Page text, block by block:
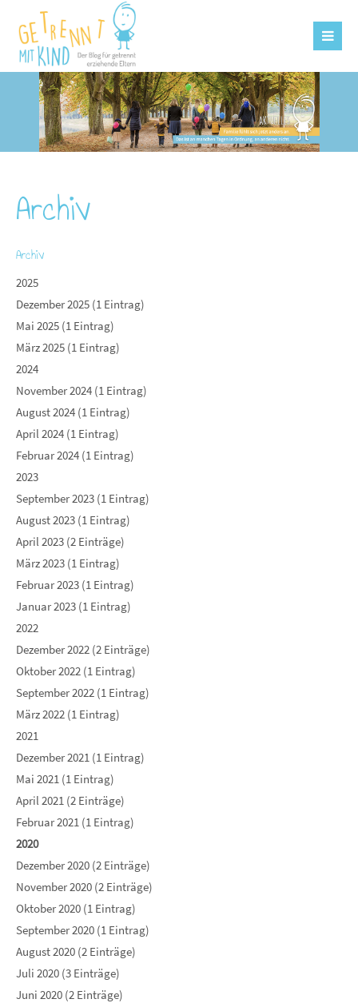
Archiv
Archiv
2025
Dezember 2025 (1 Eintrag)
Mai 2025 (1 Eintrag)
März 2025 (1 Eintrag)
2024
November 2024 (1 Eintrag)
August 2024 (1 Eintrag)
April 2024 (1 Eintrag)
Februar 2024 (1 Eintrag)
2023
September 2023 (1 Eintrag)
August 2023 (1 Eintrag)
April 2023 (2 Einträge)
März 2023 (1 Eintrag)
Februar 2023 (1 Eintrag)
Januar 2023 (1 Eintrag)
2022
Dezember 2022 (2 Einträge)
Oktober 2022 (1 Eintrag)
September 2022 (1 Eintrag)
März 2022 (1 Eintrag)
2021
Dezember 2021 (1 Eintrag)
Mai 2021 (1 Eintrag)
April 2021 (2 Einträge)
Februar 2021 (1 Eintrag)
2020
Dezember 2020 (2 Einträge)
November 2020 (2 Einträge)
Oktober 2020 (1 Eintrag)
September 2020 (1 Eintrag)
August 2020 (2 Einträge)
Juli 2020 (3 Einträge)
Juni 2020 (2 Einträge)